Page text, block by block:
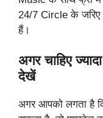
24/7 Circle के जरिए
हैं।
अगर चाहिए
देखें
अगर आपको लगता है